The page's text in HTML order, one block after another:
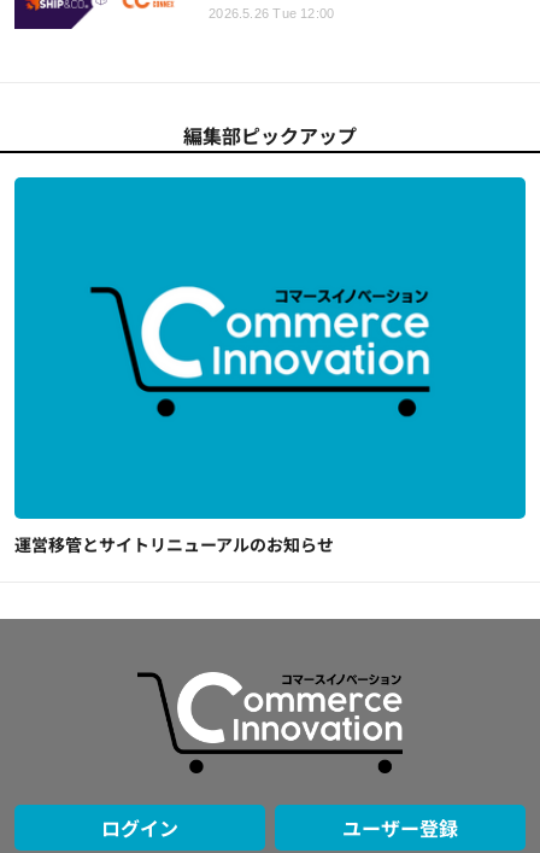
2026.5.26 Tue 12:00
編集部ピックアップ
運営移管とサイトリニューアルのお知らせ
ログイン ユーザー登録